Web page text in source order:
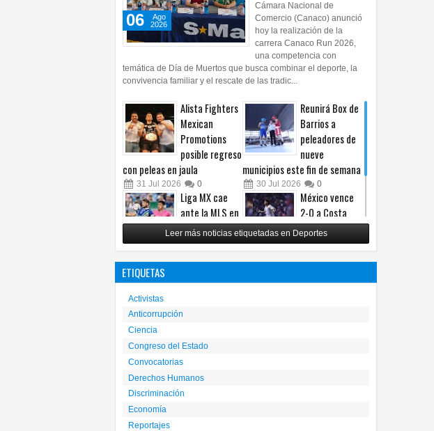
06
Ago
2026
Cámara Nacional de
Comercio (Canaco) anunció
hoy la realización de la
carrera Canaco Run 2026,
una competencia con
temática de Día de Muertos que busca combinar el deporte, la
convivencia familiar y el rescate de las tradic...
Alista Fighters
Mexican
Promotions
posible regreso
con peleas en jaula
31 Jul 2026 0
Reunirá Box de
Barrios a
peleadores de
nueve
municipios este fin de semana
30 Jul 2026 0
Liga MX cae
ante la MLS en
un intenso
Juego de
Estrellas
29 Jul 2026
México vence
2-0 a Costa
Rica y avanza a
cuartos del
Premundial Sub-20
Leer más noticias etiquetadas en Deportes
ETIQUETAS
Activistas
Anticorrupción
Ciencia
Congreso del Estado
Convocatorias
Derechos Humanos
Discriminación
Economía
Reportajes